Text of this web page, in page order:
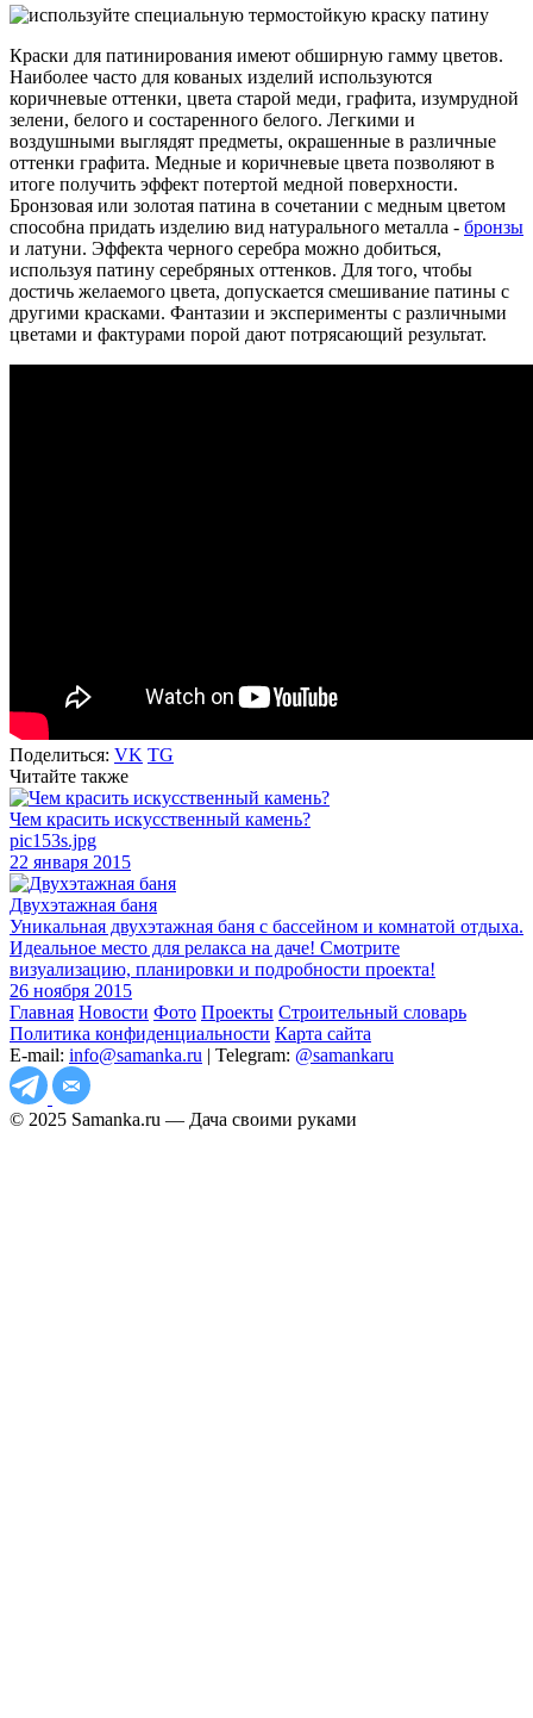
Краски для патинирования имеют обширную гамму цветов.
Наиболее часто для кованых изделий используются
коричневые оттенки, цвета старой меди, графита, изумрудной
зелени, белого и состаренного белого. Легкими и
воздушными выглядят предметы, окрашенные в различные
оттенки графита. Медные и коричневые цвета позволяют в
итоге получить эффект потертой медной поверхности.
Бронзовая или золотая патина в сочетании с медным цветом
способна придать изделию вид натурального металла - бронзы
и латуни. Эффекта черного серебра можно добиться,
используя патину серебряных оттенков. Для того, чтобы
достичь желаемого цвета, допускается смешивание патины с
другими красками. Фантазии и эксперименты с различными
цветами и фактурами порой дают потрясающий результат.
Поделиться: VK TG
Читайте также
Чем красить искусственный камень?
pic153s.jpg
22 января 2015
Двухэтажная баня
Уникальная двухэтажная баня с бассейном и комнатой отдыха.
Идеальное место для релакса на даче! Смотрите
визуализацию, планировки и подробности проекта!
26 ноября 2015
Главная Новости Фото Проекты Строительный словарь
Политика конфиденциальности Карта сайта
E-mail: info@samanka.ru | Telegram: @samankaru
© 2025 Samanka.ru — Дача своими руками